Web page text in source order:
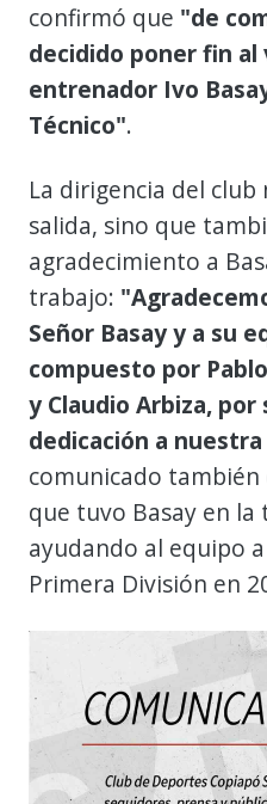
confirmó que "de
decidido poner fin al
entrenador Ivo
Técnico".
La dirigencia del
salida, sino que
agradecimiento a
trabajo:
Señor Basay y a su
compuesto por
y Claudio Arbiza,
dedicación a
comunicado
que tuvo Basay en
ayudando al equipo
Primera División en